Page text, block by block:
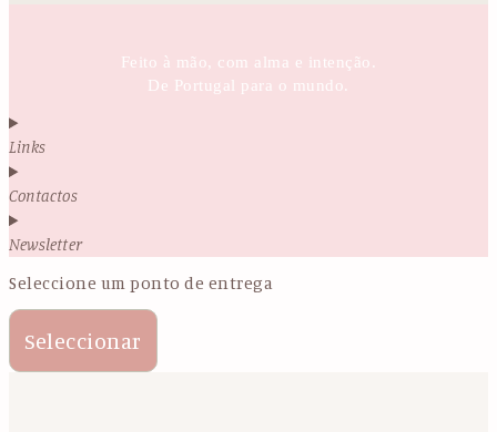
Feito à mão, com alma e intenção.
De Portugal para o mundo.
Links
Contactos
Newsletter
Seleccione um ponto de entrega
Seleccionar